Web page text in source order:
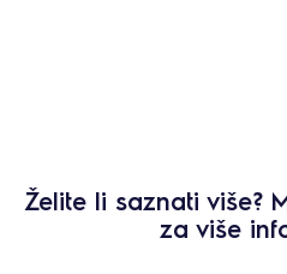
Želite li saznati više?
za više